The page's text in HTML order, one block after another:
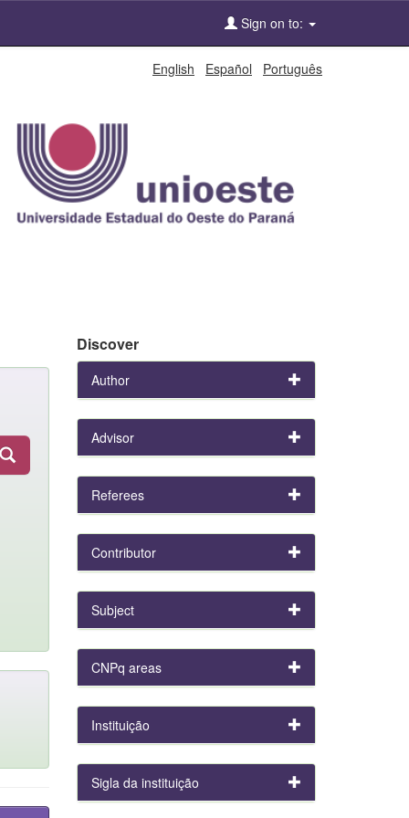
Sign on to:
English Español Português
Discover
Author
Advisor
Referees
Contributor
Subject
CNPq areas
Instituição
Sigla da instituição